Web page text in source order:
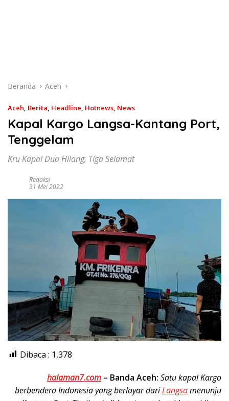
Beranda Aceh
Aceh, Berita, Headline, Hotnews, News
Kapal Kargo Langsa-Kantang Port,
Tenggelam
Kru Kapal Dua Hilang, Tiga Selamat
Redaksi
31 Mei 2022
Dibaca : 1,378
halaman7.com – Banda Aceh: Satu kapal Kargo
berbendera Indonesia yang berlayar dariLangsamenunju